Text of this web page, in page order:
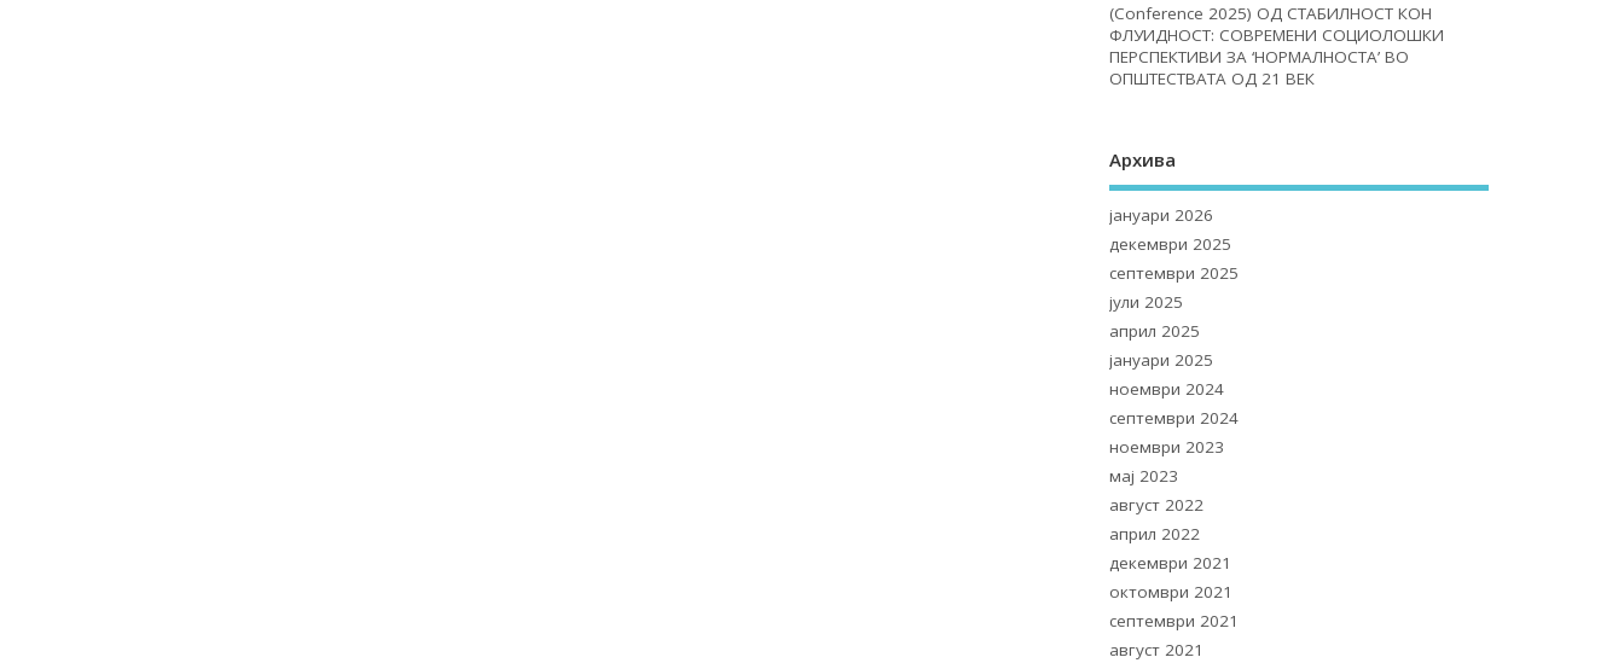
(Conference 2025) ОД СТАБИЛНОСТ КОН
ФЛУИДНОСТ: СОВРЕМЕНИ СОЦИОЛОШКИ
ПЕРСПЕКТИВИ ЗА ‘НОРМАЛНОСТА’ ВО
ОПШТЕСТВАТА ОД 21 ВЕК
Архива
јануари 2026
декември 2025
септември 2025
јули 2025
април 2025
јануари 2025
ноември 2024
септември 2024
ноември 2023
мај 2023
август 2022
април 2022
декември 2021
октомври 2021
септември 2021
август 2021